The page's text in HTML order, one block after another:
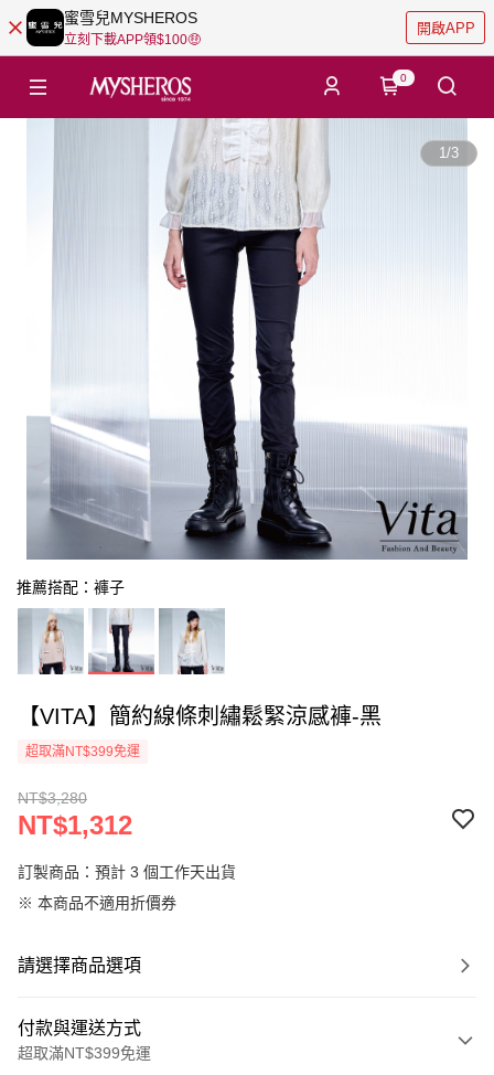
蜜雪兒MYSHEROS
立刻下載APP領$100🤑
開啟APP
0
1/3
推薦搭配：褲子
【VITA】簡約線條刺繡鬆緊涼感褲-黑
超取滿NT$399免運
NT$3,280
NT$1,312
訂製商品：預計 3 個工作天出貨
※ 本商品不適用折價券
請選擇商品選項
付款與運送方式
超取滿NT$399免運